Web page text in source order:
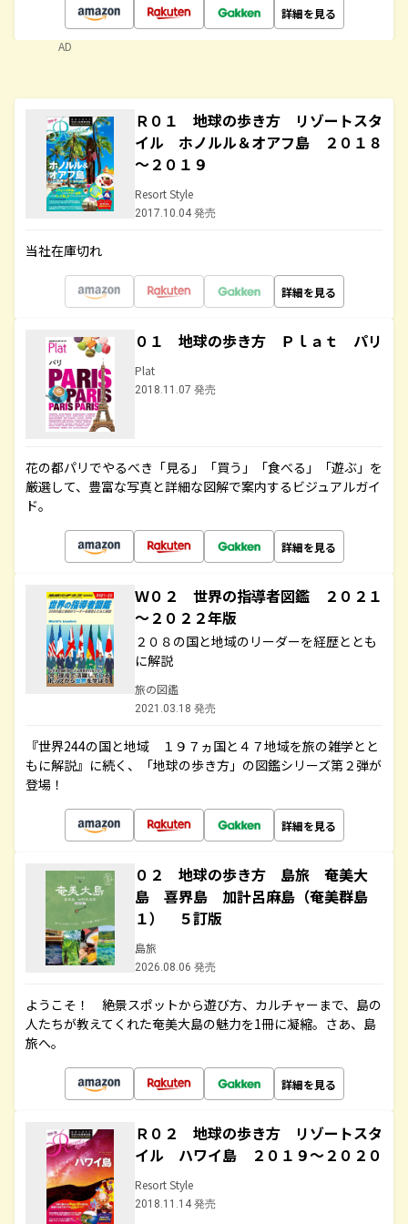
詳細を見る
AD
Ｒ０１ 地球の歩き方 リゾートスタ
イル ホノルル＆オアフ島 ２０１８
～２０１９
Resort Style
2017.10.04 発売
当社在庫切れ
詳細を見る
０１ 地球の歩き方 Ｐｌａｔ パリ
Plat
2018.11.07 発売
花の都パリでやるべき「見る」「買う」「食べる」「遊ぶ」を
厳選して、豊富な写真と詳細な図解で案内するビジュアルガイ
ド。
詳細を見る
Ｗ０２ 世界の指導者図鑑 ２０２１
～２０２２年版
２０８の国と地域のリーダーを経歴ととも
に解説
旅の図鑑
2021.03.18 発売
『世界244の国と地域 １９７ヵ国と４７地域を旅の雑学とと
もに解説』に続く、「地球の歩き方」の図鑑シリーズ第２弾が
登場！
詳細を見る
０２ 地球の歩き方 島旅 奄美大
島 喜界島 加計呂麻島（奄美群島
１） ５訂版
島旅
2026.08.06 発売
ようこそ！ 絶景スポットから遊び方、カルチャーまで、島の
人たちが教えてくれた奄美大島の魅力を1冊に凝縮。さあ、島
旅へ。
詳細を見る
Ｒ０２ 地球の歩き方 リゾートスタ
イル ハワイ島 ２０１９～２０２０
Resort Style
2018.11.14 発売